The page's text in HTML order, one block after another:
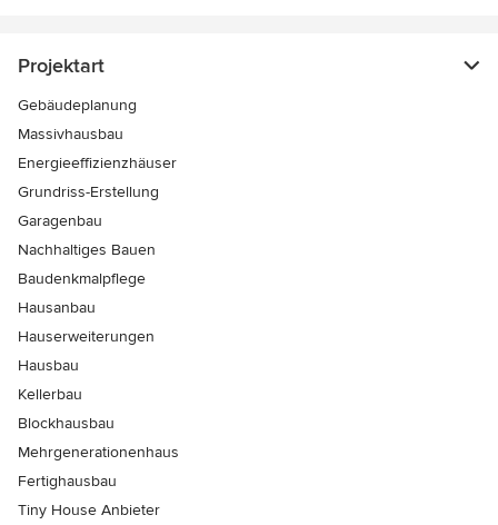
Projektart
Gebäudeplanung
Massivhausbau
Energieeffizienzhäuser
Grundriss-Erstellung
Garagenbau
Nachhaltiges Bauen
Baudenkmalpflege
Hausanbau
Hauserweiterungen
Hausbau
Kellerbau
Blockhausbau
Mehrgenerationenhaus
Fertighausbau
Tiny House Anbieter